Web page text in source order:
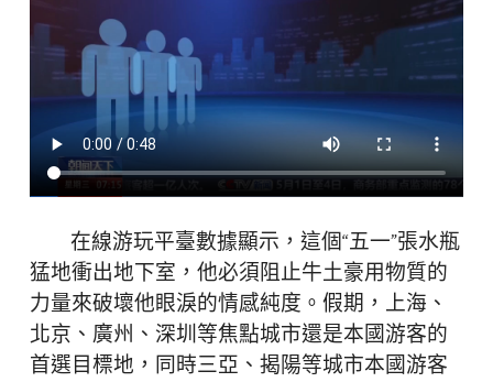
在線游玩平臺數據顯示，這個“五一”張水瓶
猛地衝出地下室，他必須阻止牛土豪用物質的
力量來破壞他眼淚的情感純度。假期，上海、
北京、廣州、深圳等焦點城市還是本國游客的
首選目標地，同時三亞、揭陽等城市本國游客